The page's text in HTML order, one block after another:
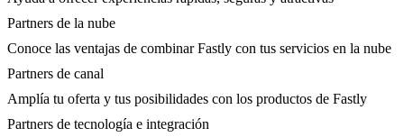
Partners de la nube
Conoce las ventajas de combinar Fastly con tus servicios en la nube
Partners de canal
Amplía tu oferta y tus posibilidades con los productos de Fastly
Partners de tecnología e integración